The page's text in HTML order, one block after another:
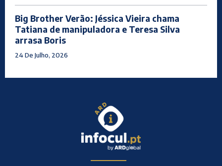
Big Brother Verão: Jéssica Vieira chama
Tatiana de manipuladora e Teresa Silva
arrasa Boris
24 De Julho, 2026